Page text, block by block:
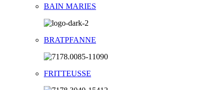
BAIN MARIES
BRATPFANNE
FRITTEUSSE